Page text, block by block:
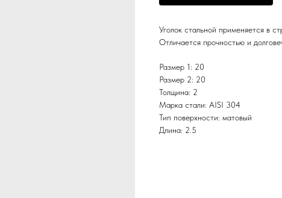
Уголок стальной применяется в
Отличается прочностью и
Размер 1: 20
Размер 2: 20
Толщина: 2
Марка стали: AISI 304
Тип поверхности: матовый
Длина: 2.5